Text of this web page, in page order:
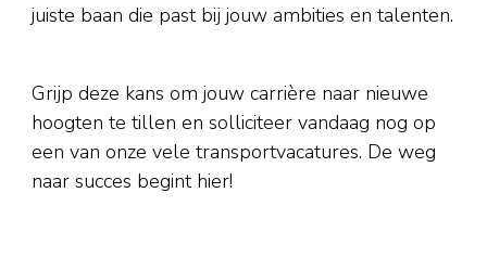
juiste baan die past bij jouw ambities en talenten.
Grijp deze kans om jouw carrière naar nieuwe
hoogten te tillen en solliciteer vandaag nog op
een van onze vele transportvacatures. De weg
naar succes begint hier!